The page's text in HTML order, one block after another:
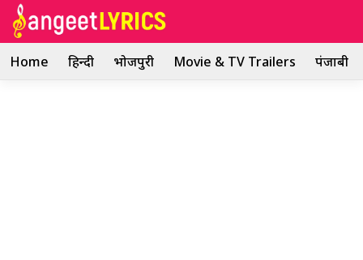
Skip
Home हिन्दी भोजपुरी Movie & TV Trailers पंजाबी